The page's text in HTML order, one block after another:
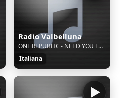
Radio Valbelluna
ONE REPUBLIC - NEED YOU LOVE
Italiana